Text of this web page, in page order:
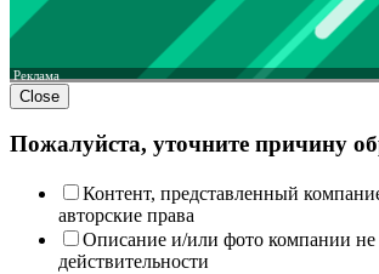
Реклама
Close
Пожалуйста, уточните причину
Контент, представленный
авторские права
Описание и/или фото компании не
действительности